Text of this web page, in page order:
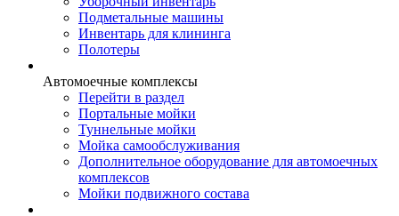
Подметальные машины
Инвентарь для клининга
Полотеры
Автомоечные комплексы
Перейти в раздел
Портальные мойки
Туннельные мойки
Мойка самообслуживания
Дополнительное оборудование для автомоечных
комплексов
Мойки подвижного состава